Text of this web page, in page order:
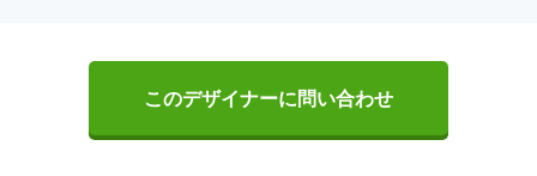
このデザイナーに問い合わせ